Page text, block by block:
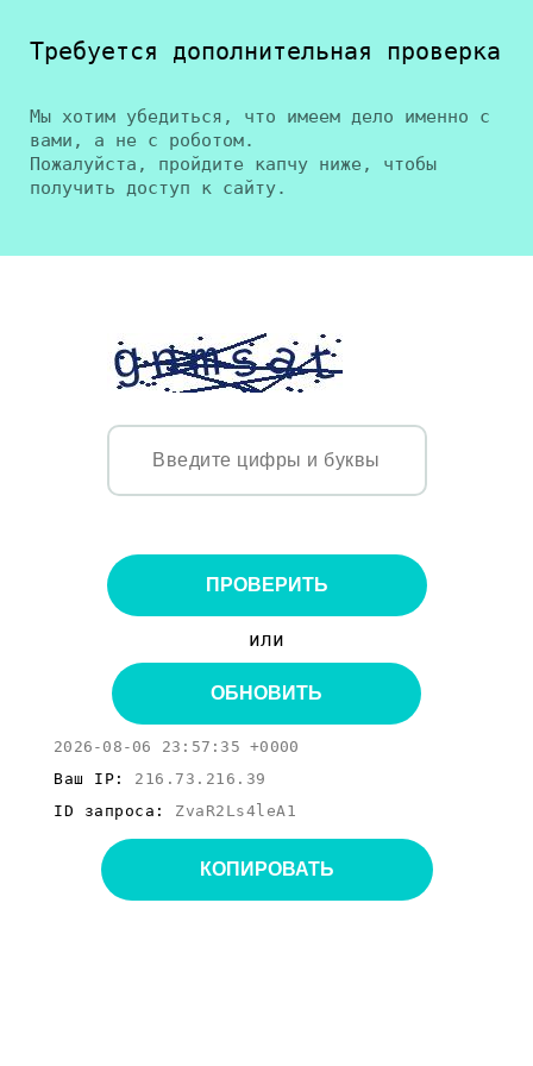
Требуется дополнительная проверка
Мы хотим убедиться, что имеем дело именно с
вами, а не с роботом.
Пожалуйста, пройдите капчу ниже, чтобы
получить доступ к сайту.
ПРОВЕРИТЬ
или
ОБНОВИТЬ
2026-08-06 23:57:35 +0000
Ваш IP: 216.73.216.39
ID запроса: ZvaR2Ls4leA1
КОПИРОВАТЬ